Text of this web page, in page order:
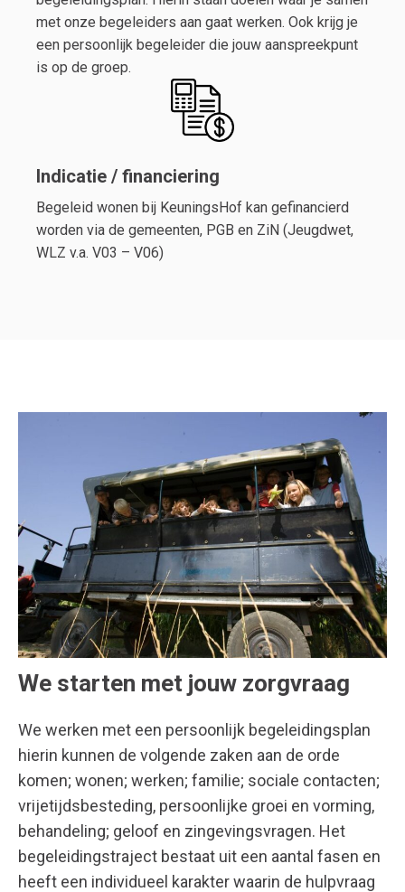
met onze begeleiders aan gaat werken. Ook krijg je
een persoonlijk begeleider die jouw aanspreekpunt
is op de groep.
Indicatie / financiering
Begeleid wonen bij KeuningsHof kan gefinancierd
worden via de gemeenten, PGB en ZiN (Jeugdwet,
WLZ v.a. V03 – V06)
We starten met jouw zorgvraag
We werken met een persoonlijk begeleidingsplan
hierin kunnen de volgende zaken aan de orde
komen; wonen; werken; familie; sociale contacten;
vrijetijdsbesteding, persoonlijke groei en vorming,
behandeling; geloof en zingevingsvragen. Het
begeleidingstraject bestaat uit een aantal fasen en
heeft een individueel karakter waarin de hulpvraag